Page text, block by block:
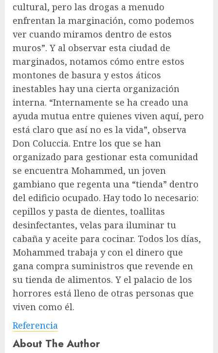
cultural, pero las drogas a menudo
enfrentan la marginación, como podemos
ver cuando miramos dentro de estos
muros”. Y al observar esta ciudad de
marginados, notamos cómo entre estos
montones de basura y estos áticos
inestables hay una cierta organización
interna. “Internamente se ha creado una
ayuda mutua entre quienes viven aquí, pero
está claro que así no es la vida”, observa
Don Coluccia. Entre los que se han
organizado para gestionar esta comunidad
se encuentra Mohammed, un joven
gambiano que regenta una “tienda” dentro
del edificio ocupado. Hay todo lo necesario:
cepillos y pasta de dientes, toallitas
desinfectantes, velas para iluminar tu
cabaña y aceite para cocinar. Todos los días,
Mohammed trabaja y con el dinero que
gana compra suministros que revende en
su tienda de alimentos. Y el palacio de los
horrores está lleno de otras personas que
viven como él.
Referencia
About The Author